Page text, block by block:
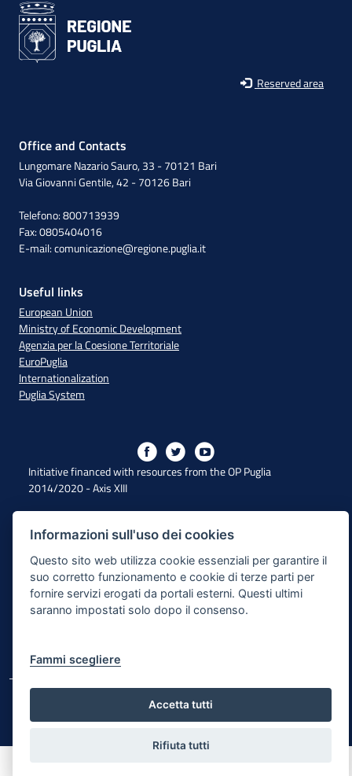
Reserved area
Office and Contacts
Lungomare Nazario Sauro, 33 - 70121 Bari
Via Giovanni Gentile, 42 - 70126 Bari
Telefono: 800713939
Fax: 0805404016
E-mail:comunicazione@regione.puglia.it
Useful links
European Union
Ministry of Economic Development
Agenzia per la Coesione Territoriale
EuroPuglia
Internationalization
Puglia System
Initiative financed with resources from the OP Puglia
2014/2020 - Axis XIII
Accessibility
Legal Note
Privacy Policy
Map of the site
© Regione Puglia
Informazioni sull'uso dei cookies
Questo sito web utilizza cookie essenziali per garantire il
suo corretto funzionamento e cookie di terze parti per
fornire servizi erogati da portali esterni. Questi ultimi
saranno impostati solo dopo il consenso.
Fammi scegliere
Accetta tutti
Rifiuta tutti